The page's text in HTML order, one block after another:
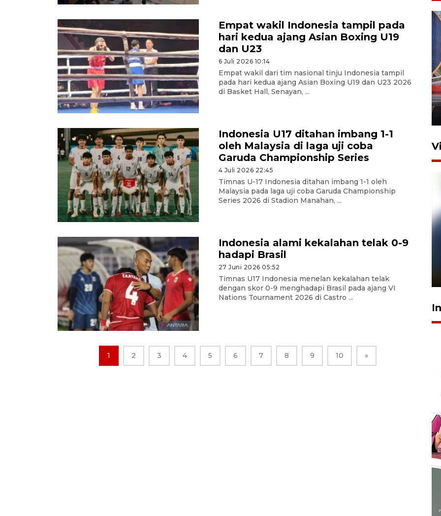
Empat wakil Indonesia tampil pada
hari kedua ajang Asian Boxing U19
dan U23
6 Juli 2026 10:14
Empat wakil dari tim nasional tinju Indonesia tampil
pada hari kedua ajang Asian Boxing U19 dan U23 2026
di Basket Hall, Senayan, ...
Indonesia U17 ditahan imbang 1-1
oleh Malaysia di laga uji coba
Garuda Championship Series
4 Juli 2026 22:45
Timnas U-17 Indonesia ditahan imbang 1-1 oleh
Malaysia pada laga uji coba Garuda Championship
Series 2026 di Stadion Manahan, ...
Indonesia alami kekalahan telak 0-9
hadapi Brasil
27 Juni 2026 05:52
Timnas U17 Indonesia menelan kekalahan telak
dengan skor 0-9 menghadapi Brasil pada ajang VI
Nations Tournament 2026 di Castro ...
1 2 3 4 5 6 7 8 9 10 »
Komisi V DPR tinjau
perlintasan sebidang di
Pelanggan Filaha Farm setia
sampai 8 tahan?